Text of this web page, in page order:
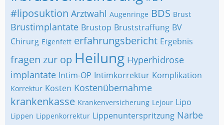
#liposuktion Arztwahl Augenringe BDS Brust
Brustimplantate Brustop Bruststraffung BV
Chirurg Eigenfett erfahrungsbericht Ergebnis
fragen zur op Heilung Hyperhidrose
implantate Intim-OP Intimkorrektur Komplikation
Korrektur Kosten Kostenübernahme
krankenkasse Krankenversicherung Lejour Lipo
Lippen Lippenkorrektur Lippenunterspritzung Narbe